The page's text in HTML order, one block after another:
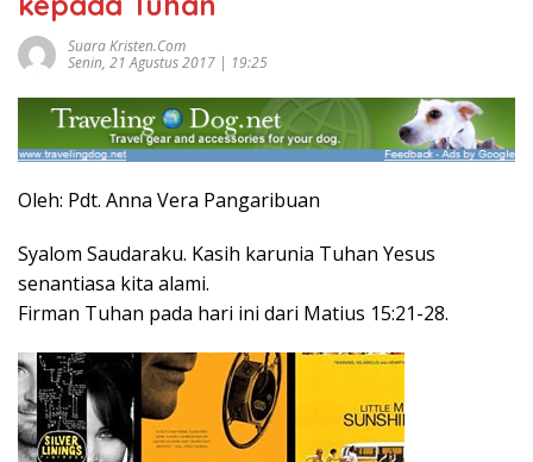
Suara Kristen.com
Senin, 21 Agustus 2017 | 19:25
Oleh: Pdt. Anna Vera Pangaribuan
Syalom Saudaraku. Kasih karunia Tuhan Yesus
senantiasa kita alami.
Firman Tuhan pada hari ini dari Matius 15:21-28.